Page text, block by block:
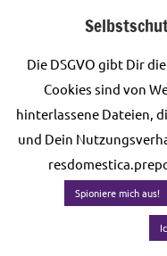
WordPress-Theme:
Die DSGVO gibt Dir
Cookies sind von
hinterlassene Dateien,
und Dein
Spioniere mich aus!